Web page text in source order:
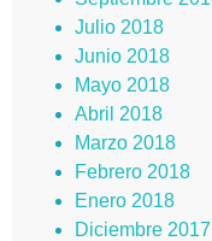
Julio 2018
Junio 2018
Mayo 2018
Abril 2018
Marzo 2018
Febrero 2018
Enero 2018
Diciembre 2017